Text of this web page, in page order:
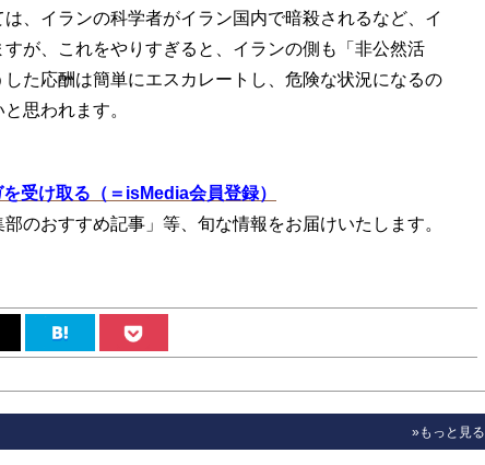
、イランの科学者がイラン国内で暗殺されるなど、イ
が、これをやりすぎると、イランの側も「非公然活
た応酬は簡単にエスカレートし、危険な状況になるの
思われます。
受け取る（＝isMedia会員登録）
のおすすめ記事」等、旬な情報をお届けいたします。
»もっと見る